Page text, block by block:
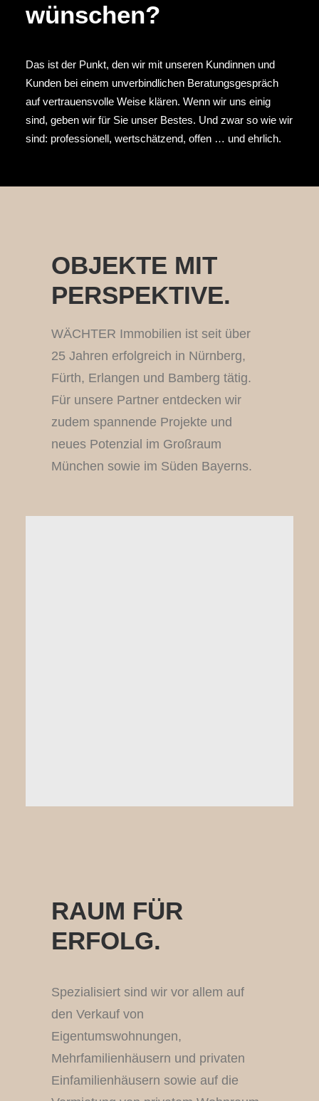
wünschen?
Das ist der Punkt, den wir mit unseren Kundinnen und
Kunden bei einem unverbindlichen Beratungsgespräch
auf vertrauensvolle Weise klären. Wenn wir uns einig
sind, geben wir für Sie unser Bestes. Und zwar so wie wir
sind: professionell, wertschätzend, offen … und ehrlich.
OBJEKTE MIT
PERSPEKTIVE.
WÄCHTER Immobilien ist seit über
25 Jahren erfolgreich in Nürnberg,
Fürth, Erlangen und Bamberg tätig.
Für unsere Partner entdecken wir
zudem spannende Projekte und
neues Potenzial im Großraum
München sowie im Süden Bayerns.
RAUM FÜR
ERFOLG.
Spezialisiert sind wir vor allem auf
den Verkauf von
Eigentumswohnungen,
Mehrfamilienhäusern und privaten
Einfamilienhäusern sowie auf die